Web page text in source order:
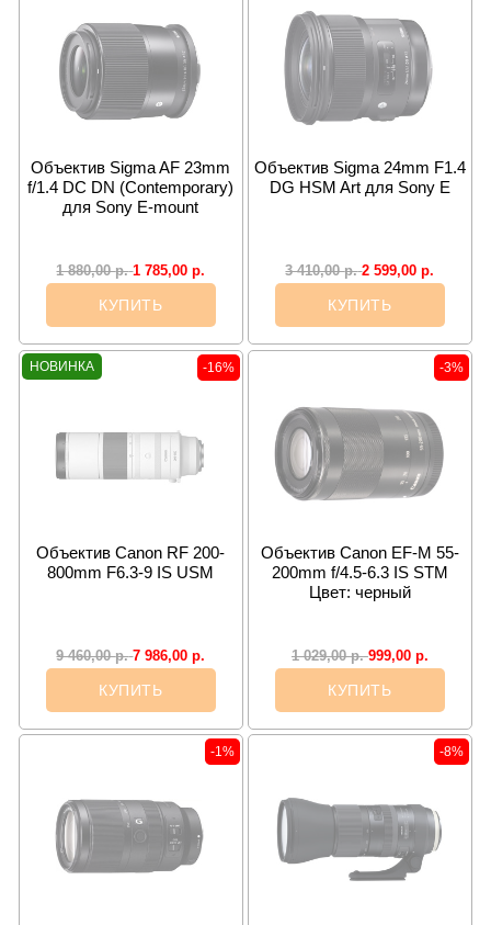
Объектив Sigma AF 23mm
f/1.4 DC DN (Contemporary)
для Sony E-mount
1 880,00р. 1 785,00р.
КУПИТЬ
Объектив Sigma 24mm F1.4
DG HSM Art для Sony E
3 410,00р. 2 599,00р.
КУПИТЬ
-16%
НОВИНКА
Объектив Canon RF 200-
800mm F6.3-9 IS USM
9 460,00р. 7 986,00р.
КУПИТЬ
-3%
Объектив Canon EF-M 55-
200mm f/4.5-6.3 IS STM
Цвет: черный
1 029,00р. 999,00 р.
КУПИТЬ
-1% -8%